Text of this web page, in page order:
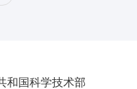
和国科学技术部